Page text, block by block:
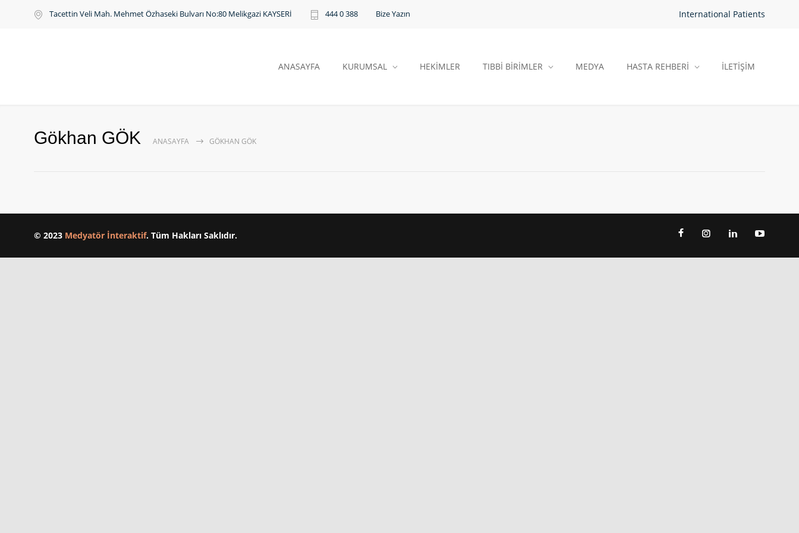
Tacettin Veli Mah. Mehmet Özhaseki Bulvarı No:80 Melikgazi KAYSERİ 444 0 388 Bize Yazın International Patients
ANASAYFA KURUMSAL HEKİMLER TIBBİ BİRİMLER MEDYA HASTA REHBERİ İLETİŞİM
Gökhan GÖK ANASAYFA GÖKHAN GÖK
© 2023 Medyatör İnteraktif. Tüm Hakları Saklıdır.